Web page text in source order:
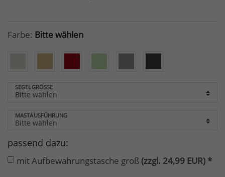
Farbe: Bitte wählen
SEGELGRÖSSE
MASTAUSFÜHRUNG
passend dazu:
mit Aufbewahrungstasche groß (zzgl. 24,99 EUR) *